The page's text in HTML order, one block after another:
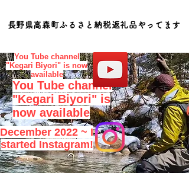
​長野県高森町ふるさと納税返礼品やってます
You Tube channel
"Kegari Biyori" is now
available
You Tube channel
"Kegari Biyori" is
now available
December 2022 ~ I
started Instagram!